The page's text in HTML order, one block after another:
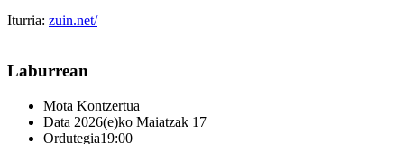
Iturria: zuin.net/
Laburrean
Mota Kontzertua
Data 2026(e)ko Maiatzak 17
Ordutegia19:00